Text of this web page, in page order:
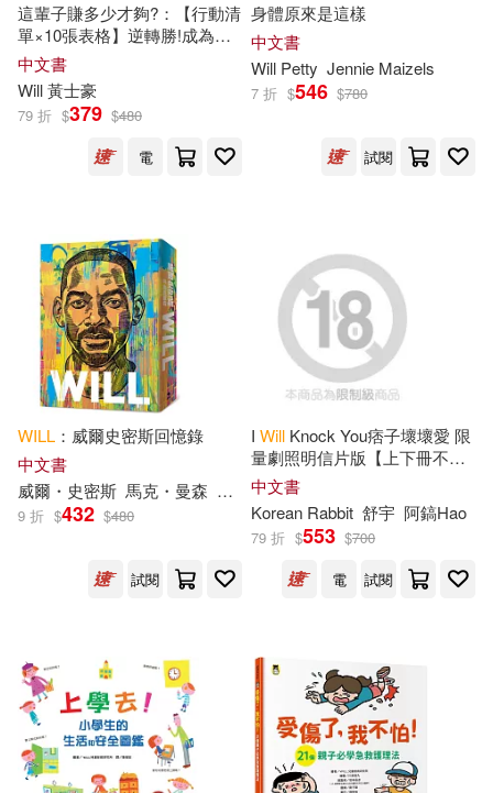
婦幼生活(2) 鞋包配件(19)
電子書(102)
Will(6232) Publishing(2554)
James(1247) Wills(1154)
Paula(1020) Croyle(1000)
Manning(815)
John(686) Notebooks(680)
Will (EDT)(662)
Journals(610)
Will (NRT)(440) Sigurd(434)
Books(403) Creations(403)
William(373) Smith(365)
Design(363) David(331)
展開
出版社 (可複選)
Ingram(49432)
SONY MUSIC(831)
Universal(634)
Textstream(430)
Taylor & Francis Asia Pacific(370)
St Martins Pr(259)
warner music(245)
可海外宅配(59973)
可港澳店取(58558)
這輩子賺多少才夠?：【行動清
單×10張表格】逆轉勝!成為自
己的富一代
中文書
Will黃士豪
79 折 $379 $480
電
身體原來是這樣
中文書
Will Petty Jennie Maizels
7 折 $546 $780
試閱
WILL ：威爾史密斯回憶錄
中文書
威爾・史密斯 馬克・曼森 李建興
9 折 $432 $480
試閱
I Will Knock You痞子壞壞愛 限
量劇照明信片版【上下冊不分
售】
中文書
Korean Rabbit 舒宇 阿鎬Hao
79 折 $553 $700
電
試閱